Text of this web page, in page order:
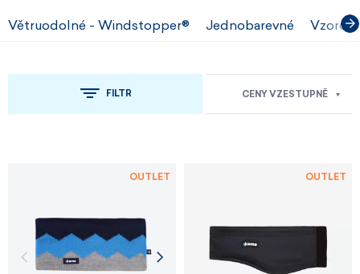
Větruodolné - Windstopper® Jednobarevné
FILTR CENY VZESTUPNĚ
OUTLET OUTLET